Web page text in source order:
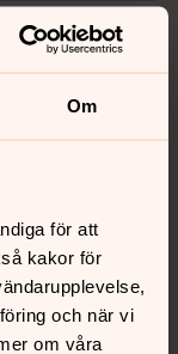
Om
för att
kakor för
och när vi
om våra
oss
samt